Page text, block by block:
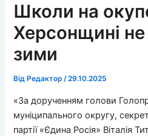
Школи на
Херсонщині не
зими
Від Редактор/29.10.2025
«За дорученням голови
муніципального округу,
партії «Єдина Росія» Віталія